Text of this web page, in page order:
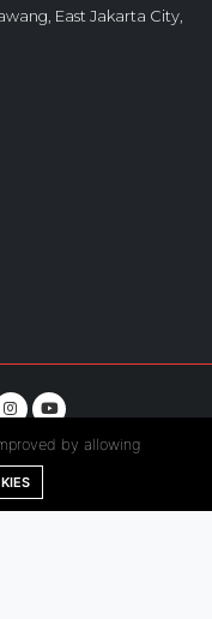
East Jakarta City,
Reserved.
by allowing